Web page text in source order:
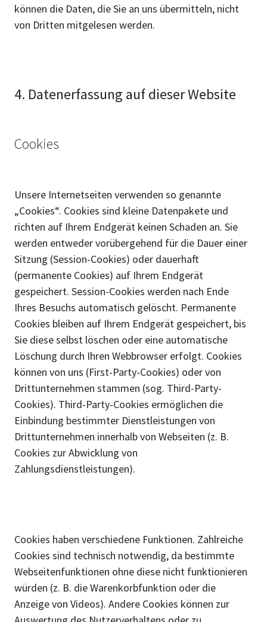
können die Daten, die Sie an uns übermitteln, nicht
von Dritten mitgelesen werden.
4. Datenerfassung auf dieser Website
Cookies
Unsere Internetseiten verwenden so genannte
„Cookies“. Cookies sind kleine Datenpakete und
richten auf Ihrem Endgerät keinen Schaden an. Sie
werden entweder vorübergehend für die Dauer einer
Sitzung (Session-Cookies) oder dauerhaft
(permanente Cookies) auf Ihrem Endgerät
gespeichert. Session-Cookies werden nach Ende
Ihres Besuchs automatisch gelöscht. Permanente
Cookies bleiben auf Ihrem Endgerät gespeichert, bis
Sie diese selbst löschen oder eine automatische
Löschung durch Ihren Webbrowser erfolgt. Cookies
können von uns (First-Party-Cookies) oder von
Drittunternehmen stammen (sog. Third-Party-
Cookies). Third-Party-Cookies ermöglichen die
Einbindung bestimmter Dienstleistungen von
Drittunternehmen innerhalb von Webseiten (z. B.
Cookies zur Abwicklung von
Zahlungsdienstleistungen).
Cookies haben verschiedene Funktionen. Zahlreiche
Cookies sind technisch notwendig, da bestimmte
Webseitenfunktionen ohne diese nicht funktionieren
würden (z. B. die Warenkorbfunktion oder die
Anzeige von Videos). Andere Cookies können zur